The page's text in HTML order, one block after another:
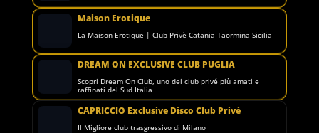
Maison Erotique
La Maison Erotique | Club Privè Catania Taormina Sicilia
DREAM ON EXCLUSIVE CLUB PUGLIA
Scopri Dream On Club, uno dei club privé più amati e
raffinati del Sud Italia
CAPRICCIO Exclusive Disco Club Privè
Il Migliore club trasgressivo di Milano